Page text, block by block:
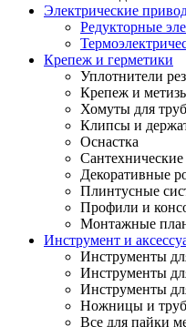
Электрические
Редукторные
Крепеж и герметики
Уплотнители
Крепеж и
Хомуты для труб
Клипсы и
Оснастка
Декоративные
Плинтусные
Профили и
Монтажные
Инструмент и
Инструменты
Инструменты
Инструменты
Ножницы и
Все для пайки